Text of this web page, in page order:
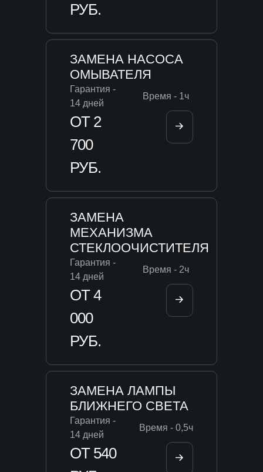
РУБ.
ЗАМЕНА НАСОСА
ОМЫВАТЕЛЯ
Гарантия -
14 дней
Время - 1ч
ОТ 2
700
РУБ.
ЗАМЕНА
МЕХАНИЗМА
СТЕКЛООЧИСТИТЕЛЯ
Гарантия -
14 дней
Время - 2ч
ОТ 4
000
РУБ.
ЗАМЕНА ЛАМПЫ
БЛИЖНЕГО СВЕТА
Гарантия -
14 дней
Время - 0,5ч
ОТ 540